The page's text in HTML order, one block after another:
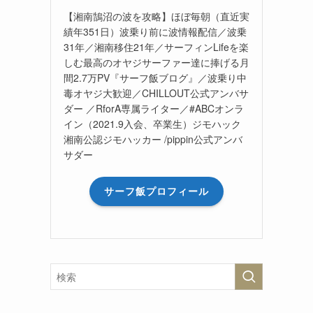
【湘南鵠沼の波を攻略】ほぼ毎朝（直近実
績年351日）波乗り前に波情報配信／波乗
31年／湘南移住21年／サーフィンLifeを楽
しむ最高のオヤジサーファー達に捧げる月
間2.7万PV『サーフ飯ブログ』／波乗り中
毒オヤジ大歓迎／CHILLOUT公式アンバサ
ダー ／RforA専属ライター／#ABCオンラ
イン（2021.9入会、卒業生）ジモハック
湘南公認ジモハッカー /pippin公式アンバ
サダー
サーフ飯プロフィール